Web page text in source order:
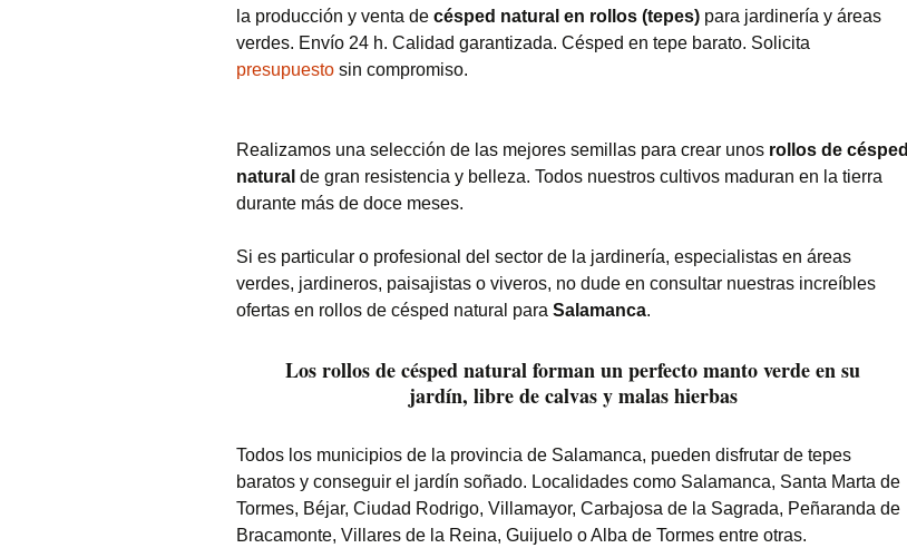
la producción y venta de césped natural en rollos (tepes) para jardinería y áreas
verdes. Envío 24 h. Calidad garantizada. Césped en tepe barato. Solicita
presupuesto sin compromiso.
Realizamos una selección de las mejores semillas para crear unos rollos de césped
natural de gran resistencia y belleza. Todos nuestros cultivos maduran en la tierra
durante más de doce meses.
Si es particular o profesional del sector de la jardinería, especialistas en áreas
verdes, jardineros, paisajistas o viveros, no dude en consultar nuestras increíbles
ofertas en rollos de césped natural para Salamanca.
Los rollos de césped natural forman un perfecto manto verde en su
jardín, libre de calvas y malas hierbas
Todos los municipios de la provincia de Salamanca, pueden disfrutar de tepes
baratos y conseguir el jardín soñado. Localidades como Salamanca, Santa Marta de
Tormes, Béjar, Ciudad Rodrigo, Villamayor, Carbajosa de la Sagrada, Peñaranda de
Bracamonte, Villares de la Reina, Guijuelo o Alba de Tormes entre otras.